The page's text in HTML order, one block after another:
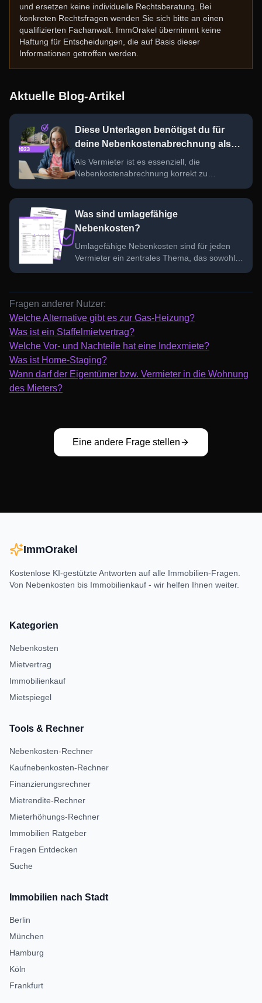
und ersetzen keine individuelle Rechtsberatung. Bei
konkreten Rechtsfragen wenden Sie sich bitte an einen
qualifizierten Fachanwalt. ImmOrakel übernimmt keine
Haftung für Entscheidungen, die auf Basis dieser
Informationen getroffen werden.
Aktuelle Blog-Artikel
Diese Unterlagen benötigst du für
deine Nebenkostenabrechnung als
Vermieter
Als Vermieter ist es essenziell, die
Nebenkostenabrechnung korrekt zu
Checkliste der wichtigsten Unterlagen und
Tipps, um Fehler zu vermeiden und den
Überblick zu behalten.
Was sind umlagefähige
Nebenkosten?
Umlagefähige Nebenkosten sind für jeden
Vermieter ein zentrales Thema, das sowohl
umgelegt werden und wie funktioniert das?
Fragen anderer Nutzer:
Welche Alternative gibt es zur Gas-Heizung?
Was ist ein Staffelmietvertrag?
Welche Vor- und Nachteile hat eine Indexmiete?
Was ist Home-Staging?
Wann darf der Eigentümer bzw. Vermieter in die Wohnung
des Mieters?
Eine andere Frage stellen
ImmOrakel
Kostenlose KI-gestützte Antworten auf alle Immobilien-Fragen.
Von Nebenkosten bis Immobilienkauf - wir helfen Ihnen weiter.
Kategorien
Nebenkosten
Mietvertrag
Immobilienkauf
Mietspiegel
Tools & Rechner
Nebenkosten-Rechner
Kaufnebenkosten-Rechner
Finanzierungsrechner
Mietrendite-Rechner
Mieterhöhungs-Rechner
Immobilien Ratgeber
Fragen Entdecken
Suche
Immobilien nach Stadt
Berlin
München
Hamburg
Köln
Frankfurt